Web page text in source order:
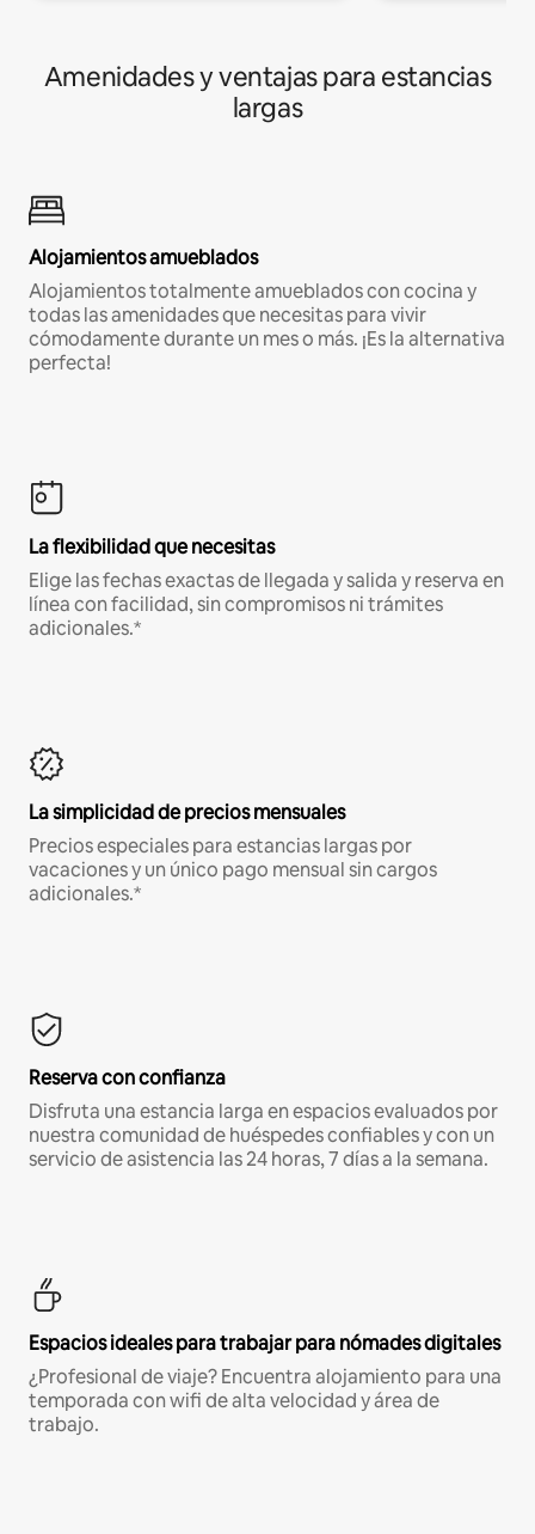
Amenidades y ventajas para estancias
largas
Alojamientos amueblados
Alojamientos totalmente amueblados con cocina y
todas las amenidades que necesitas para vivir
cómodamente durante un mes o más. ¡Es la alternativa
perfecta!
La flexibilidad que necesitas
Elige las fechas exactas de llegada y salida y reserva en
línea con facilidad, sin compromisos ni trámites
adicionales.*
La simplicidad de precios mensuales
Precios especiales para estancias largas por
vacaciones y un único pago mensual sin cargos
adicionales.*
Reserva con confianza
Disfruta una estancia larga en espacios evaluados por
nuestra comunidad de huéspedes confiables y con un
servicio de asistencia las 24 horas, 7 días a la semana.
Espacios ideales para trabajar para nómades digitales
¿Profesional de viaje? Encuentra alojamiento para una
temporada con wifi de alta velocidad y área de
trabajo.